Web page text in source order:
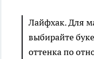
Лайфхак. Для
выбирайте
оттенка по